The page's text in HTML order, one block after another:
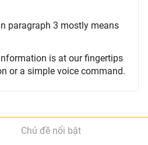
paragraph 3 mostly means
is at our fingertips
or a simple voice command.
Chủ đề nổi bật